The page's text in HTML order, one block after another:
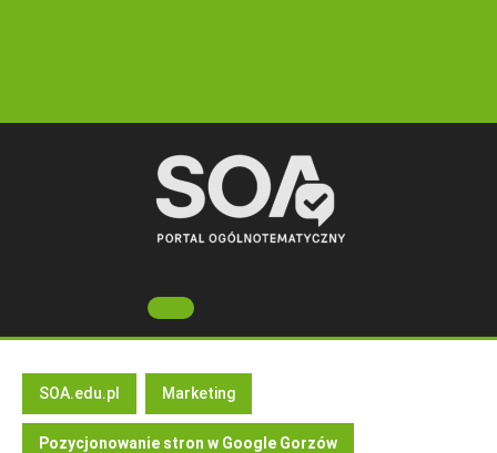
Open
Button
SOA.edu.pl Marketing
Pozycjonowanie stron w Google Gorzów